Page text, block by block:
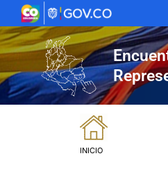
al
contenido
INICIO